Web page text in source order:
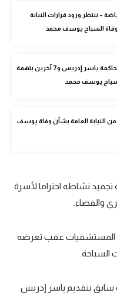
– ننتظر ورود قرارات النيابة
وفاة السباح يوسف محمد
النيابة تأمر بمحاكمة ياسر إدريس و7 آخرين بتهمة
يوسف محمد
النيابة العامة بشأن وفاة يوسف
تجميد نشاطه احتراما لأسرة
والقضاء.
المستشفيات عقب تعرضه
سابق بتقديم ياسر إدريس